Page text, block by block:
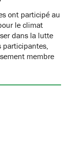
ont participé au
le climat
dans la lutte
membre